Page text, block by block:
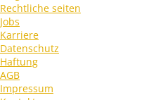
Rechtliche seiten
Jobs
Karriere
Datenschutz
Haftung
AGB
Impressum